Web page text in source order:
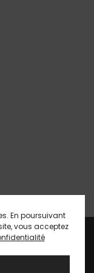
En poursuivant
vous acceptez